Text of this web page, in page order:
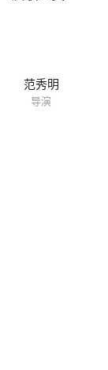
范秀明
导演